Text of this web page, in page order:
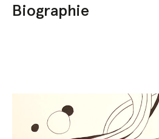
Biographie